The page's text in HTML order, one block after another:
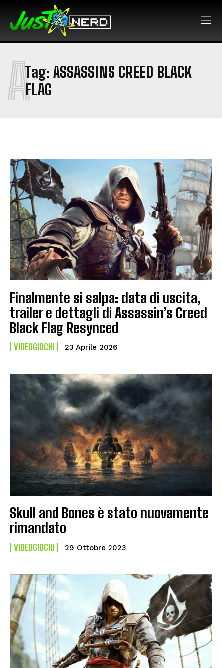
Tag: ASSASSINS CREED BLACK
FLAG
A
Finalmente si salpa: data di uscita,
trailer e dettagli di Assassin’s Creed
Black Flag Resynced
VIDEOGIOCHI 23 Aprile 2026
Skull and Bones è stato nuovamente
rimandato
VIDEOGIOCHI 29 Ottobre 2023